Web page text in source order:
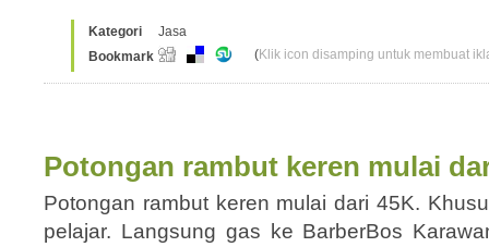
Kategori
Jasa
Bookmark
(Klik icon disamping untuk membuat
Potongan rambut keren mulai
Potongan rambut keren mulai dari 45K.
pelajar. Langsung gas ke BarberBos